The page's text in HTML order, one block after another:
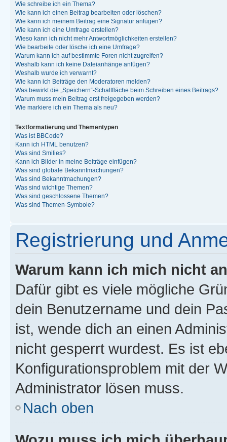
Wie schreibe ich ein Thema?
Wie kann ich einen Beitrag bearbeiten oder löschen?
Wie kann ich meinem Beitrag eine Signatur anfügen?
Wie kann ich eine Umfrage erstellen?
Wieso kann ich nicht mehr Antwortmöglichkeiten erstellen?
Wie bearbeite oder lösche ich eine Umfrage?
Warum kann ich auf bestimmte Foren nicht zugreifen?
Weshalb kann ich keine Dateianhänge anfügen?
Weshalb wurde ich verwarnt?
Wie kann ich Beiträge den Moderatoren melden?
Was bewirkt die „Speichern“-Schaltfläche beim Schreiben eines Beitrags?
Warum muss mein Beitrag erst freigegeben werden?
Wie markiere ich ein Thema als neu?
Textformatierung und Thementypen
Was ist BBCode?
Kann ich HTML benutzen?
Was sind Smilies?
Kann ich Bilder in meine Beiträge einfügen?
Was sind globale Bekanntmachungen?
Was sind Bekanntmachungen?
Was sind wichtige Themen?
Was sind geschlossene Themen?
Was sind Themen-Symbole?
Registrierung und
Warum kann ich mich nicht
Dafür gibt es viele mögliche
dein Benutzername und dein
ist, wende dich an einen
nicht gesperrt wurdest. Es ist
Konfigurationsproblem mit der
Administrator lösen muss.
Nach oben